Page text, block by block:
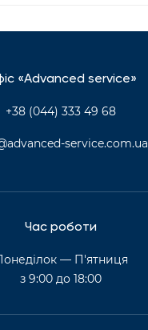
«Advanced service»
+38 (044) 333 49 68
service.com.ua
Час роботи
— П'ятниця
з 9:00 до 18:00